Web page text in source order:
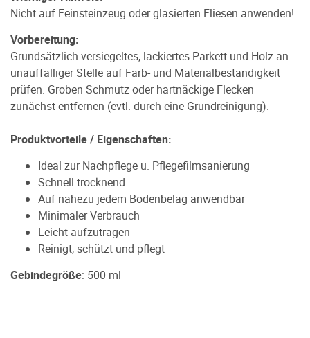
Nicht auf Feinsteinzeug oder glasierten Fliesen anwenden!
Vorbereitung:
Grundsätzlich versiegeltes, lackiertes Parkett und Holz an
unauffälliger Stelle auf Farb- und Materialbeständigkeit
prüfen. Groben Schmutz oder hartnäckige Flecken
zunächst entfernen (evtl. durch eine Grundreinigung).
Produktvorteile / Eigenschaften:
Ideal zur Nachpflege u. Pflegefilmsanierung
Schnell trocknend
Auf nahezu jedem Bodenbelag anwendbar
Minimaler Verbrauch
Leicht aufzutragen
Reinigt, schützt und pflegt
Gebindegröße: 500 ml